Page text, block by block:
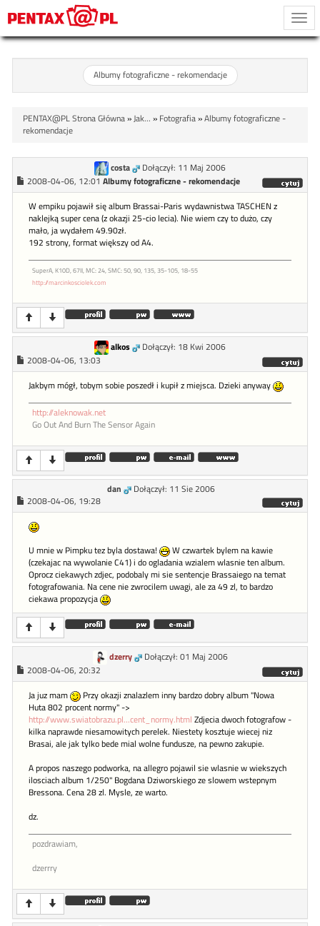
Albumy fotograficzne - rekomendacje
PENTAX@PL Strona Główna»Jak... » Fotografia»Albumy fotograficzne -
rekomendacje
costa
Dołączył: 11 Maj 2006
2008-04-06, 12:01 Albumy fotograficzne - rekomendacje
W empiku pojawił się album Brassai-Paris wydawnistwa TASCHEN z
naklejką super cena (z okazji 25-cio lecia). Nie wiem czy to dużo, czy
mało, ja wydałem 49.90zł.
192 strony, format większy od A4.
SuperA, K10D, 67II, MC: 24, SMC: 50, 90, 135, 35-105, 18-55
http://marcinkosciolek.com
alkos
Dołączył: 18 Kwi 2006
2008-04-06, 13:03
Jakbym mógł, tobym sobie poszedł i kupił z miejsca. Dzieki anyway
http://aleknowak.net
Go Out And Burn The Sensor Again
dan
Dołączył: 11 Sie 2006
2008-04-06, 19:28
U mnie w Pimpku tez byla dostawa!
W czwartek bylem na kawie
(czekajac na wywolanie C41) i do ogladania wzialem wlasnie ten album.
Oprocz ciekawych zdjec, podobaly mi sie sentencje Brassaiego na temat
fotografowania. Na cene nie zwrocilem uwagi, ale za 49 zl, to bardzo
ciekawa propozycja
dzerry
Dołączył: 01 Maj 2006
2008-04-06, 20:32
Ja juz mam
Przy okazji znalazlem inny bardzo dobry album "Nowa
Huta 802 procent normy" ->
http://www.swiatobrazu.pl...cent_normy.html Zdjecia dwoch fotografow -
kilka naprawde niesamowitych perelek. Niestety kosztuje wiecej niz
Brasai, ale jak tylko bede mial wolne fundusze, na pewno zakupie.
A propos naszego podworka, na allegro pojawil sie wlasnie w wiekszych
ilosciach album 1/250" Bogdana Dziworskiego ze slowem wstepnym
Bressona. Cena 28 zl. Mysle, ze warto.
dz.
pozdrawiam,
dzerrry